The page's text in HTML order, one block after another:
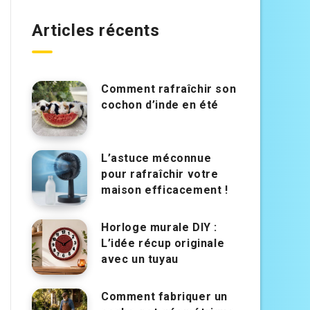
Articles récents
Comment rafraîchir son
cochon d’inde en été
L’astuce méconnue
pour rafraîchir votre
maison efficacement !
Horloge murale DIY :
L’idée récup originale
avec un tuyau
Comment fabriquer un